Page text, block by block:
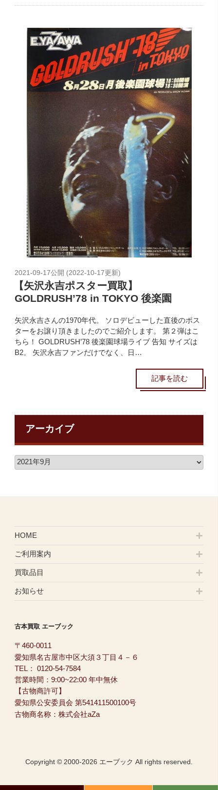
2021-09-17公開 (2022-10-17更新)
【矢沢永吉ポスター買取】
GOLDRUSH’78 in TOKYO 後楽園
矢沢永吉さんの1970年代。 ソロデビューした直後のポス
ターをお譲り頂きましたのでご紹介します。 第２弾はこ
ちら！ GOLDRUSH’78 後楽園球場ライブ 告知 サイズは
B2。 矢沢永吉ファンだけでなく、日…
記事を読む
アーカイブ
HOME
ご利用案内
買取品目
お知らせ
古本買取 エーブック
〒460-0011
愛知県名古屋市中区大須３丁目４－６
TEL： 0120-54-7584
営業時間：9:00~22:00 年中無休
【古物商許可】
愛知県公安委員会 第541411500100号
古物商名称：株式会社aZa
Copyright © 2000-2026 エーブック All rights reserved.